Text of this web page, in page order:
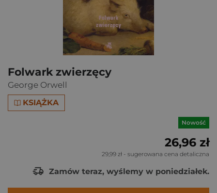
Folwark zwierzęcy
George Orwell
KSIĄŻKA
Nowość
26,96 zł
29,99 zł - sugerowana cena detaliczna
Zamów teraz, wyślemy w poniedziałek.